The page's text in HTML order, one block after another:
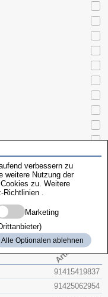
Artikel-Nr.
91415419837
91425062954
verbessern zu
weitere Nutzung der
zu. Weitere
Richtlinien
Marketing
Alle Optionalen ablehnen